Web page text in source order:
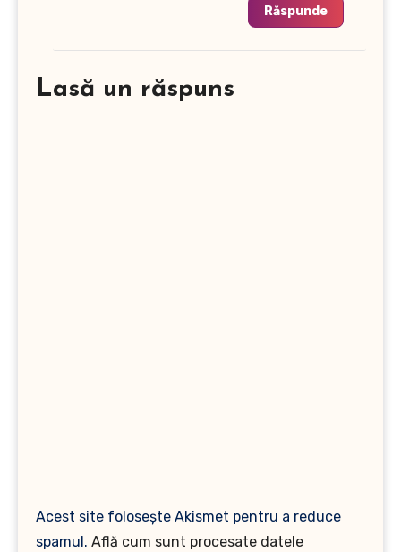
Răspunde
Lasă un răspuns
Acest site folosește Akismet pentru a reduce
spamul. Află cum sunt procesate datele